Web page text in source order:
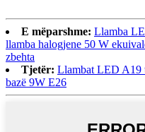
E mëparshme: Llamba
llamba halogjene 50 W
zbehta
Tjetër: Llambat LED A19
bazë 9W E26